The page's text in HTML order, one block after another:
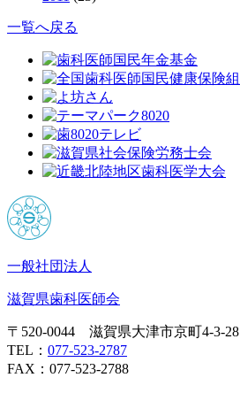
一覧へ戻る
一般社団法人
滋賀県歯科医師会
〒520-0044 滋賀県大津市京町4-3-28
TEL： 077-523-2787
FAX：077-523-2788